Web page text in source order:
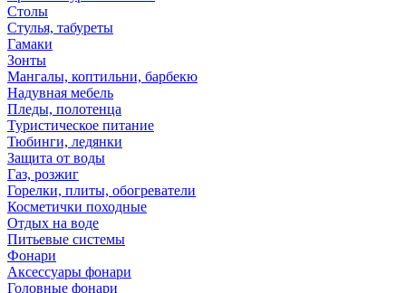
Столы
Стулья, табуреты
Гамаки
Зонты
Мангалы, коптильни, барбекю
Надувная мебель
Пледы, полотенца
Туристическое питание
Тюбинги, ледянки
Защита от воды
Газ, розжиг
Горелки, плиты, обогреватели
Косметички походные
Отдых на воде
Питьевые системы
Фонари
Аксессуары фонари
Головные фонари